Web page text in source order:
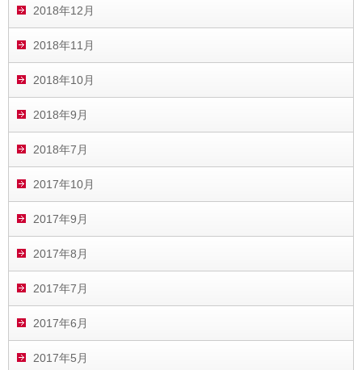
2018年12月
2018年11月
2018年10月
2018年9月
2018年7月
2017年10月
2017年9月
2017年8月
2017年7月
2017年6月
2017年5月